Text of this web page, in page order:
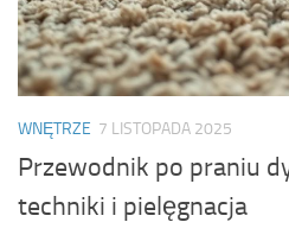
WNĘTRZE 7 LISTOPADA 2025
Przewodnik po praniu
techniki i pielęgnacja